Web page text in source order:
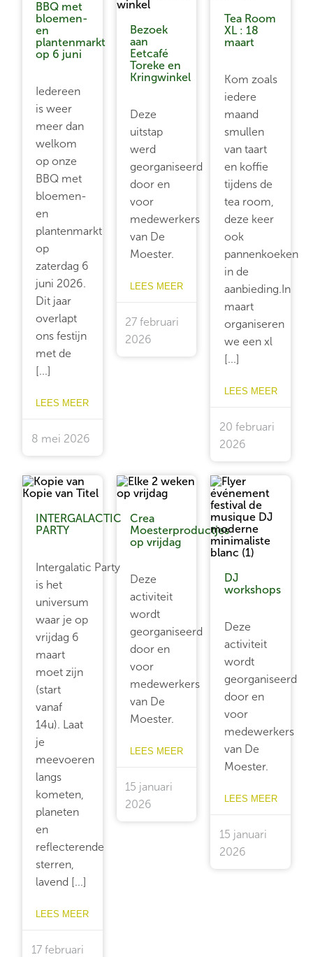
BBQ met
bloemen-
en
plantenmarkt
op 6 juni
Iedereen
is weer
meer dan
welkom
op onze
BBQ met
bloemen-
en
plantenmarkt
op
zaterdag 6
juni 2026.
Dit jaar
overlapt
ons festijn
met de
[...]
LEES MEER
8 mei 2026
Bezoek
aan
Eetcafé
Toreke en
Kringwinkel
Deze
uitstap
werd
georganiseerd
door en
voor
medewerkers
van De
Moester.
LEES MEER
27 februari
2026
Tea Room
XL : 18
maart
Kom zoals
iedere
maand
smullen
van taart
en koffie
tijdens de
tea room,
deze keer
ook
pannenkoeken
in de
aanbieding.In
maart
organiseren
we een xl
[...]
LEES MEER
20 februari
2026
INTERGALACTIC
PARTY
Intergalatic Party
is het
universum
waar je op
vrijdag 6
maart
moet zijn
(start
vanaf
14u). Laat
je
meevoeren
langs
kometen,
planeten
en
reflecterende
sterren,
lavend [...]
LEES MEER
17 februari
Crea
Moesterproductjes
op vrijdag
Deze
activiteit
wordt
georganiseerd
door en
voor
medewerkers
van De
Moester.
LEES MEER
15 januari
2026
DJ
workshops
Deze
activiteit
wordt
georganiseerd
door en
voor
medewerkers
van De
Moester.
LEES MEER
15 januari
2026